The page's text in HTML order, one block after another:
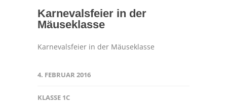
Karnevalsfeier in der
Mäuseklasse
Karnevalsfeier in der Mäuseklasse
4. FEBRUAR 2016
KLASSE 1C